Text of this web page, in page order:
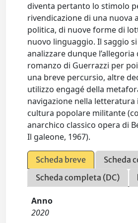
diventa pertanto lo stimolo
rivendicazione di una nuova
politica, di nuove forme di
nuovo linguaggio. Il saggio
analizzare dunque l’allegoria
romanzo di Guerrazzi per
una breve percursio, altre
utilizzo engagé della
navigazione nella letteratura
cultura popolare militante
anarchico classico opera di
Il galeone, 1967).
Scheda breve
Scheda
Scheda completa (DC)
Anno
2020